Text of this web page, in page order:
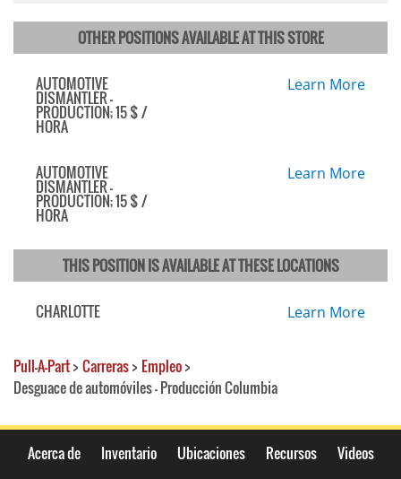
OTHER POSITIONS AVAILABLE AT THIS STORE
AUTOMOTIVE
DISMANTLER -
PRODUCTION; 15 $ /
HORA
Learn More
AUTOMOTIVE
DISMANTLER -
PRODUCTION; 15 $ /
HORA
Learn More
THIS POSITION IS AVAILABLE AT THESE LOCATIONS
CHARLOTTE Learn More
Pull-A-Part> Carreras> Empleo>
Desguace de automóviles - Producción Columbia
Acerca de Inventario Ubicaciones Recursos Videos